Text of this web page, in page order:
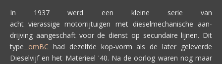
In 1937 werd een kleine serie van
acht vierassige motorrijtuigen met dieselmechanische aan-
drijving aangeschaft voor de dienst op secundaire lijnen. Dit
type omBC had dezelfde kop-vorm als de later geleverde
Dieselvijf en het Materieel '40. Na de oorlog waren nog maar